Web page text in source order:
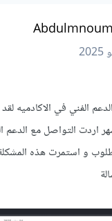
الفني في الاكادميه
الشهر اردت التواصل مع